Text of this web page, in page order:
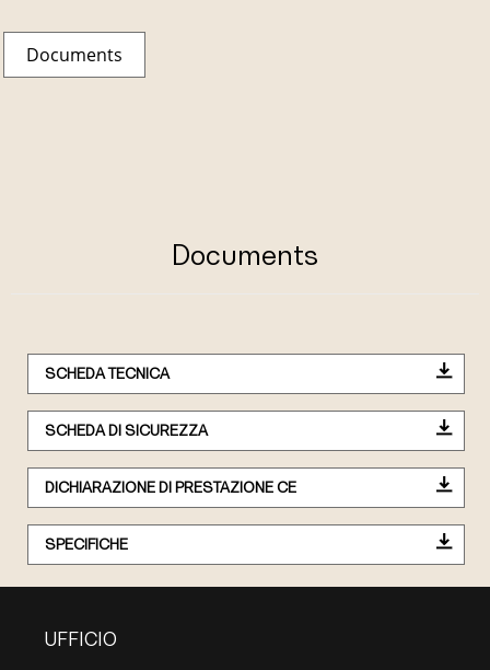
Documents
Documents
SCHEDA TECNICA
SCHEDA DI SICUREZZA
DICHIARAZIONE DI PRESTAZIONE CE
SPECIFICHE
UFFICIO